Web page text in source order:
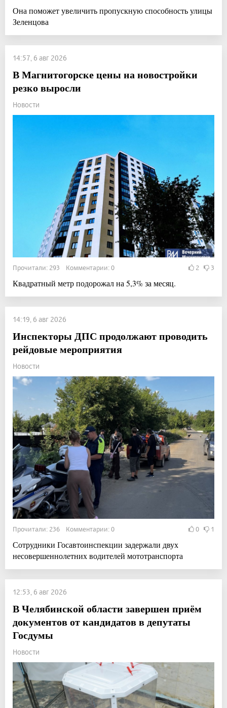
Она поможет увеличить пропускную способность улицы
Зеленцова
14:57, 6 авг 2026
В Магнитогорске цены на новостройки
резко выросли
Новости
Прочитали: 293 Комментарии: 0 2 3
Квадратный метр подорожал на 5,3% за месяц.
14:19, 6 авг 2026
Инспекторы ДПС продолжают проводить
рейдовые мероприятия
Новости
Прочитали: 236 Комментарии: 0 0 1
Сотрудники Госавтоинспекции задержали двух
несовершеннолетних водителей мототранспорта
12:53, 6 авг 2026
В Челябинской области завершен приём
документов от кандидатов в депутаты
Госдумы
Новости